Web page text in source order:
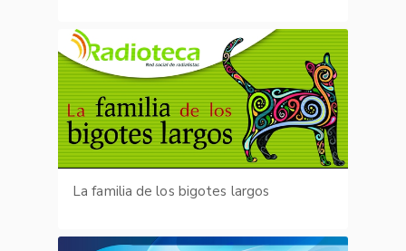
La familia de los bigotes largos